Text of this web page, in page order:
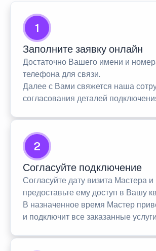
1
Заполните заявку онлайн
Достаточно Вашего имени и
телефона для связи.
Далее с Вами свяжется наша
согласования деталей
2
Согласуйте подключение
Согласуйте дату визита Мастера и
предоставьте ему доступ в Вашу
В назначенное время Мастер
и подключит все заказанные